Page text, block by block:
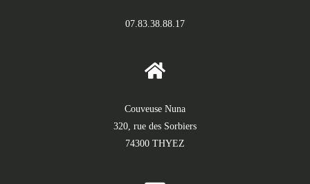
07.83.38.88.17
Couveuse Nuna
320, rue des Sorbiers
74300 THYEZ